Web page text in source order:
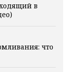
в
что